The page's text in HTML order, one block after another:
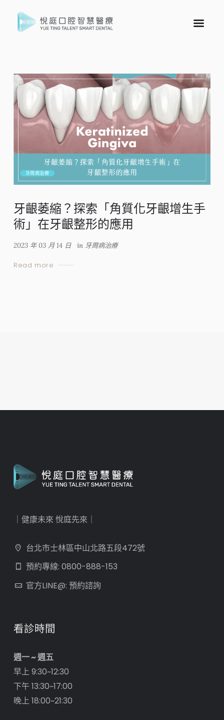
牙周病治療
牙齦萎縮？探索「角質化牙齦增生手
術」在牙齦整形的應用
2023 年 03 月 14 日 in 牙周病治療
Read more
｜健康未來 悅庭先來｜
台北市士林區中山北路五段472號
預約專線: 0800-888-153
官方LINE@: 預約諮詢
看診時間
週一 ~ 週五
早上 9:30~12:30
下午 13:30~17:00
晚上 18:00~21:30